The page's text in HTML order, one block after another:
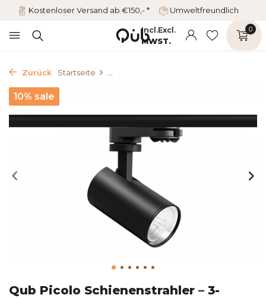
Kostenloser Versand ab €150,- * Umweltfreundlich
Incl.Excl.
MWST.
0
Zurück Startseite
10% sale
Qub Picolo Schienenstrahler – 3-